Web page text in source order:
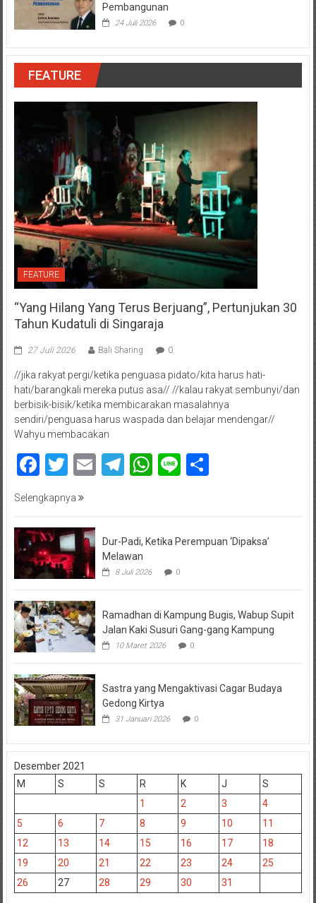
Pembangunan
24 Juli 2026 0
FEATURE
FEATURE
“Yang Hilang Yang Terus Berjuang”, Pertunjukan 30
Tahun Kudatuli di Singaraja
27 Juli 2026 Bali Sharing 0
//jika rakyat pergi/ketika penguasa pidato/kita harus hati-
hati/barangkali mereka putus asa// //kalau rakyat sembunyi/dan
berbisik-bisik/ketika membicarakan masalahnya
sendiri/penguasa harus waspada dan belajar mendengar//
Wahyu membacakan
Facebook
Twitter
EmailTelegram
WhatsApp
LineShare
Selengkapnya
Dur-Padi, Ketika Perempuan ‘Dipaksa’
Melawan
8 Juli 2026 0
Ramadhan di Kampung Bugis, Wabup Supit
Jalan Kaki Susuri Gang-gang Kampung
10 Maret 2026 0
Sastra yang Mengaktivasi Cagar Budaya
Gedong Kirtya
31 Januari 2026 0
Desember 2021
M
S S R K J
S
1
2 3
4
5
6 7 8 9 10
11
12
13 14 15 16 17
18
19
20 21 22 23 24
25
26
27 28 29 30 31